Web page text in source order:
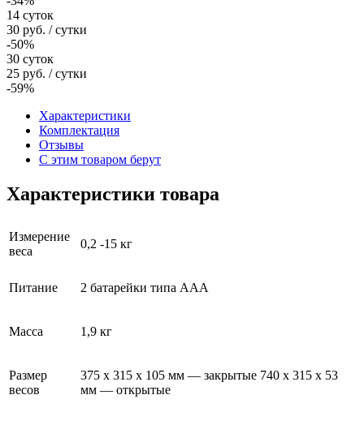
14 суток
30 руб. / сутки
-50%
30 суток
25 руб. / сутки
-59%
Характеристики
Комплектация
Отзывы
С этим товаром берут
Характеристики товара
Измерение
веса
0,2 -15 кг
Питание 2 батарейки типа ААА
Масса 1,9 кг
Размер
весов
375 х 315 х 105 мм — закрытые 740 х 315 х 53
мм — открытые